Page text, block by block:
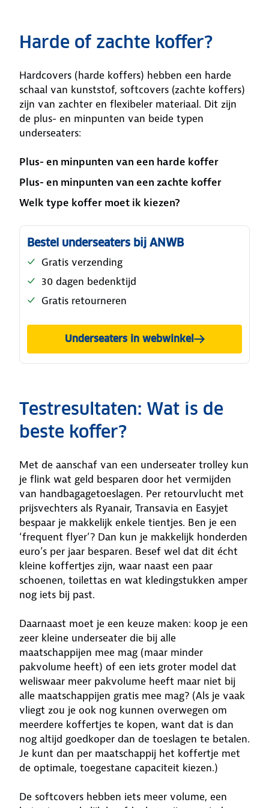
Harde of zachte koffer?
Hardcovers (harde koffers) hebben een harde
schaal van kunststof, softcovers (zachte koffers)
zijn van zachter en flexibeler materiaal. Dit zijn
de plus- en minpunten van beide typen
underseaters:
Plus- en minpunten van een harde koffer
Plus- en minpunten van een zachte koffer
Welk type koffer moet ik kiezen?
Bestel underseaters bij ANWB
Gratis verzending
30 dagen bedenktijd
Gratis retourneren
Underseaters in webwinkel
Testresultaten: Wat is de
beste koffer?
Met de aanschaf van een underseater trolley kun
je flink wat geld besparen door het vermijden
van handbagagetoeslagen. Per retourvlucht met
prijsvechters als Ryanair, Transavia en Easyjet
bespaar je makkelijk enkele tientjes. Ben je een
‘frequent flyer’? Dan kun je makkelijk honderden
euro’s per jaar besparen. Besef wel dat dit écht
kleine koffertjes zijn, waar naast een paar
schoenen, toilettas en wat kledingstukken amper
nog iets bij past.
Daarnaast moet je een keuze maken: koop je een
zeer kleine underseater die bij alle
maatschappijen mee mag (maar minder
pakvolume heeft) of een iets groter model dat
weliswaar meer pakvolume heeft maar niet bij
alle maatschappijen gratis mee mag? (Als je vaak
vliegt zou je ook nog kunnen overwegen om
meerdere koffertjes te kopen, want dat is dan
nog altijd goedkoper dan de toeslagen te betalen.
Je kunt dan per maatschappij het koffertje met
de optimale, toegestane capaciteit kiezen.)
De softcovers hebben iets meer volume, een